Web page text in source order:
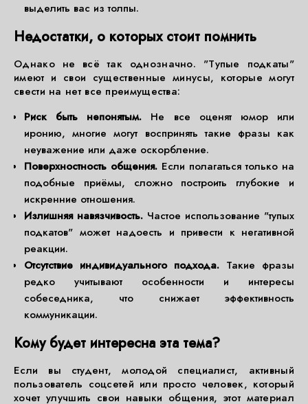
выделить вас из толпы.
Недостатки, о которых стоит помнить
Однако не всё так однозначно. "Тупые подкаты"
имеют и свои существенные минусы, которые могут
свести на нет все преимущества:
Риск быть непонятым. Не все оценят юмор или
иронию, многие могут воспринять такие фразы как
неуважение или даже оскорбление.
Поверхностность общения. Если полагаться только на
подобные приёмы, сложно построить глубокие и
искренние отношения.
Излишняя навязчивость. Частое использование "тупых
подкатов" может надоесть и привести к негативной
реакции.
Отсутствие индивидуального подхода. Такие фразы
редко учитывают особенности и интересы
собеседника, что снижает эффективность
коммуникации.
Кому будет интересна эта тема?
Если вы студент, молодой специалист, активный
пользователь соцсетей или просто человек, который
хочет улучшить свои навыки общения, этот материал